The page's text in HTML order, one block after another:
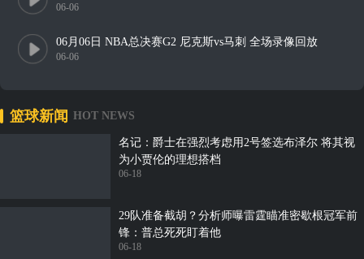
06-06
06月06日 NBA总决赛G2 尼克斯vs马刺 全场录像回放
06-06
篮球新闻 HOT NEWS
名记：爵士在强烈考虑用2号签选布泽尔 将其视
为小贾伦的理想搭档
06-18
29队准备截胡？分析师曝雷霆瞄准密歇根冠军前
锋：普总死死盯着他
06-18